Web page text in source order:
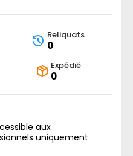
Reliquats
0
Expédié
0
aux
uniquement